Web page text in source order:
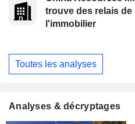
trouve des relais
l'immobilier
Toutes les analyses
Analyses & décryptages